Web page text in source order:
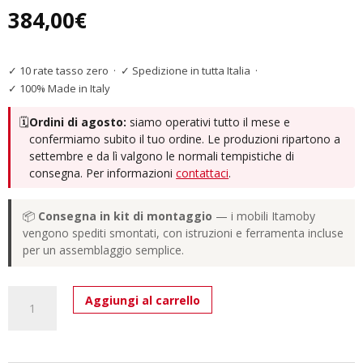
384,00€
✓ 10 rate tasso zero · ✓ Spedizione in tutta Italia ·
✓ 100% Made in Italy
🗓️Ordini di agosto: siamo operativi tutto il mese e
confermiamo subito il tuo ordine. Le produzioni ripartono a
settembre e da lì valgono le normali tempistiche di
consegna. Per informazionicontattaci.
📦 Consegna in kit di montaggio — i mobili Itamoby
vengono spediti smontati, con istruzioni e ferramenta incluse
per un assemblaggio semplice.
Aggiungi al carrello